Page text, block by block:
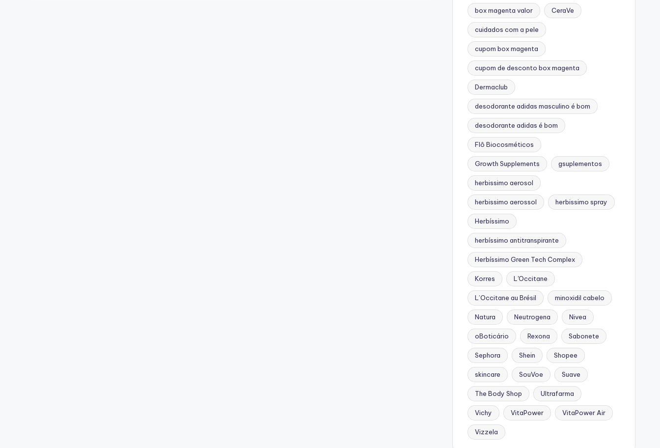
box magenta valor CeraVe
cuidados com a pele
cupom box magenta
cupom de desconto box magenta
Dermaclub
desodorante adidas masculino é bom
desodorante adidas é bom
Flô Biocosméticos
Growth Supplements gsuplementos
herbissimo aerosol
herbissimo aerossol herbissimo spray
Herbíssimo
herbíssimo antitranspirante
Herbíssimo Green Tech Complex
Korres L'Occitane
L’Occitane au Brésil minoxidil cabelo
Natura Neutrogena Nivea
oBoticário Rexona Sabonete
Sephora Shein Shopee
skincare SouVoe Suave
The Body Shop Ultrafarma
Vichy VitaPower VitaPower Air
Vizzela